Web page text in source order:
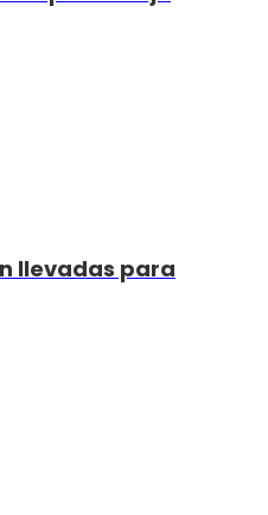
llevadas para